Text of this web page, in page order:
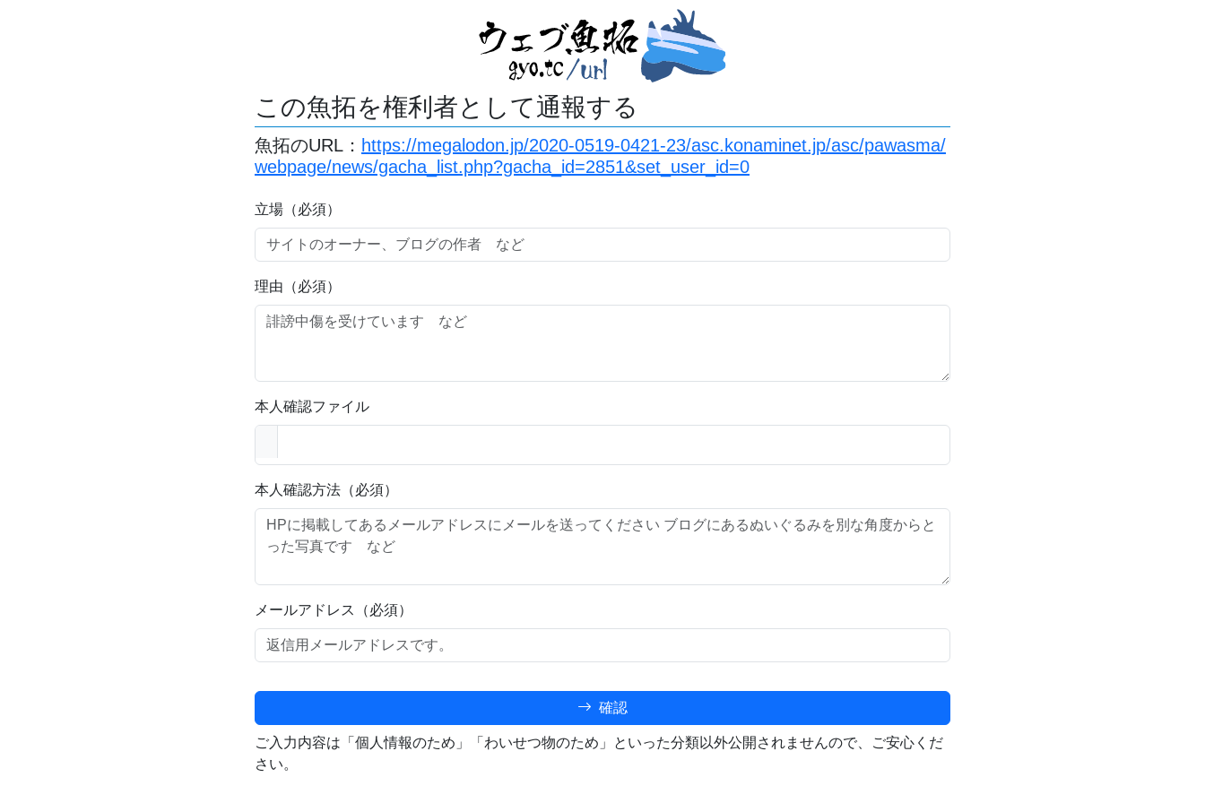
この魚拓を権利者として通報する
魚拓のURL： https://megalodon.jp/2020-0519-0421-23/asc.konaminet.jp/asc/pawasma/
webpage/news/gacha_list.php?gacha_id=2851&set_user_id=0
立場（必須）
理由（必須）
本人確認ファイル
本人確認方法（必須）
メールアドレス（必須）
確認
ご入力内容は「個人情報のため」「わいせつ物のため」といった分類以外公開されませんので、ご安心くだ
さい。